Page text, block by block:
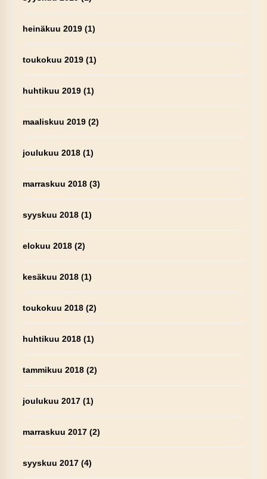
heinäkuu 2019(1)
toukokuu 2019(1)
huhtikuu 2019(1)
maaliskuu 2019(2)
joulukuu 2018(1)
marraskuu 2018(3)
syyskuu 2018(1)
elokuu 2018(2)
kesäkuu 2018(1)
toukokuu 2018(2)
huhtikuu 2018(1)
tammikuu 2018(2)
joulukuu 2017(1)
marraskuu 2017(2)
syyskuu 2017(4)